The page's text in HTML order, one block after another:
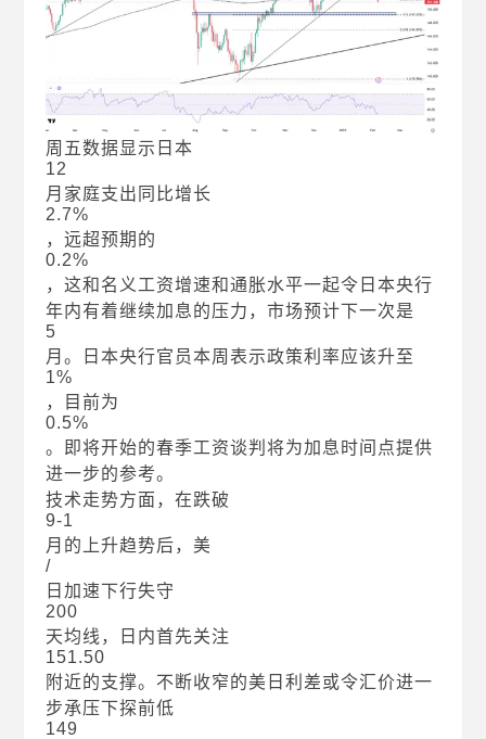
周五数据显示日本
12
月家庭支出同比增长
2.7%
，远超预期的
0.2%
，这和名义工资增速和通胀水平一起令日本央行
年内有着继续加息的压力，市场预计下一次是
5
月。日本央行官员本周表示政策利率应该升至
1%
，目前为
0.5%
。即将开始的春季工资谈判将为加息时间点提供
进一步的参考。
技术走势方面，在跌破
9-1
月的上升趋势后，美
/
日加速下行失守
200
天均线，日内首先关注
151.50
附近的支撑。不断收窄的美日利差或令汇价进一
步承压下探前低
149